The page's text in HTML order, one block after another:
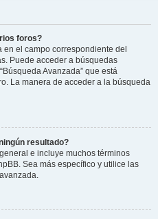
foros?
el campo correspondiente del
Puede acceder a búsquedas
Avanzada” que está
La manera de acceder a la búsqueda
resultado?
e incluye muchos términos
Sea más específico y utilice las